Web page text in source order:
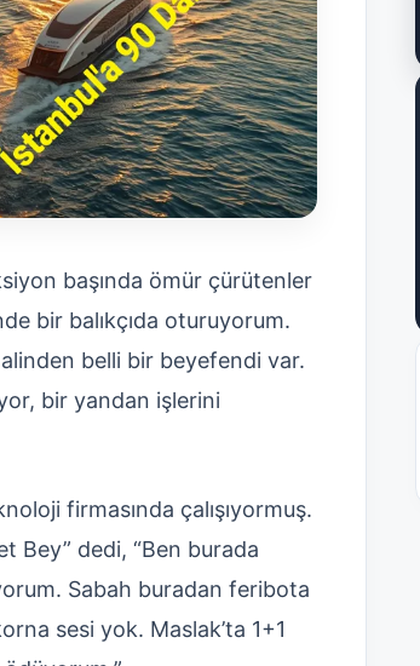
başında ömür çürütenler
bir balıkçıda oturuyorum.
belli bir beyefendi var.
bir yandan işlerini
firmasında çalışıyormuş.
Bey” dedi, “Ben burada
Sabah buradan feribota
sesi yok. Maslak’ta 1+1